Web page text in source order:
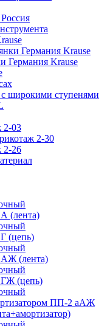
Германия Krause
Германия Krause
широкими ступенями
2-03
2-30
2-26
(лента)
(цепь)
(лента)
(цепь)
ПП-2 аАЖ